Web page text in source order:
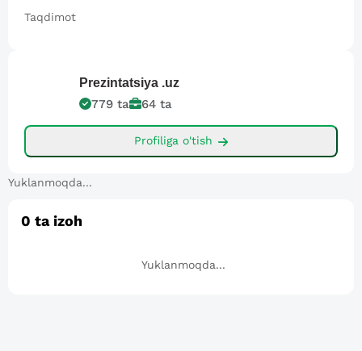
Taqdimot
Prezintatsiya .uz
779 ta 64 ta
Profiliga o'tish
Yuklanmoqda...
0 ta izoh
Yuklanmoqda...